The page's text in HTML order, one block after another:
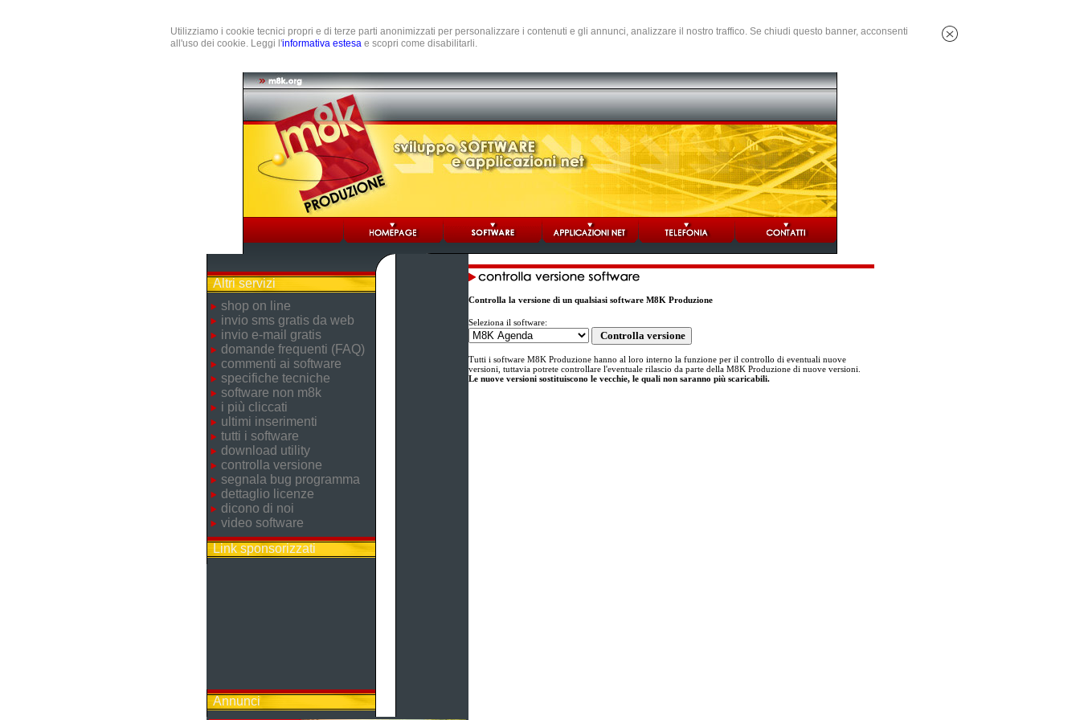
Utilizziamo i cookie tecnici propri e di terze parti anonimizzati per personalizzare i contenuti e gli annunci, analizzare il nostro traffico. Se chiudi questo banner, acconsenti
all'uso dei cookie. Leggi l'informativa estesa e scopri come disabilitarli.
Altri servizi
shop on line
invio sms gratis da web
invio e-mail gratis
domande frequenti (FAQ)
commenti ai software
specifiche tecniche
software non m8k
i più cliccati
ultimi inserimenti
tutti i software
download utility
controlla versione
segnala bug programma
dettaglio licenze
dicono di noi
video software
Link sponsorizzati
Annunci
Controlla la versione di un qualsiasi software M8K Produzione
Seleziona il software:
Tutti i software M8K Produzione hanno al loro interno la funzione per il controllo di eventuali nuove
versioni, tuttavia potrete controllare l'eventuale rilascio da parte della M8K Produzione di nuove versioni.
Le nuove versioni sostituiscono le vecchie, le quali non saranno più scaricabili.